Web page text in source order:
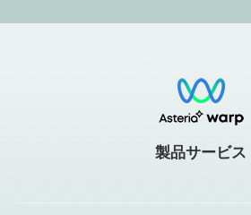
製品サービス